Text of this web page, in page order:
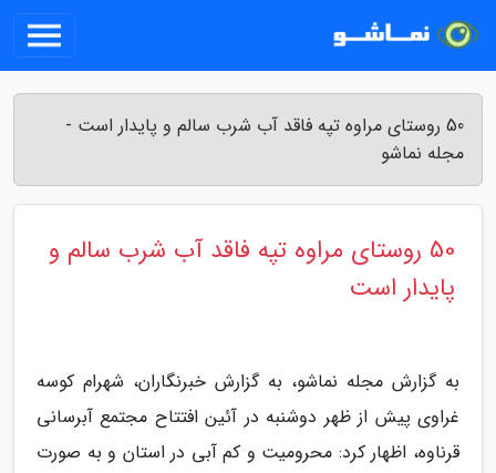
50 روستای مراوه تپه فاقد آب شرب سالم و پایدار است -
مجله نماشو
50 روستای مراوه تپه فاقد آب شرب سالم و
پایدار است
به گزارش مجله نماشو، به گزارش خبرنگاران، شهرام کوسه
غراوی پیش از ظهر دوشنبه در آئین افتتاح مجتمع آبرسانی
قرناوه، اظهار کرد: محرومیت و کم آبی در استان و به صورت